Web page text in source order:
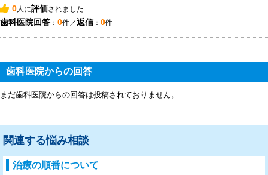
0 人に評価されました
歯科医院回答 ： 0件／返信： 0件
歯科医院からの回答
まだ歯科医院からの回答は投稿されておりません。
関連する悩み相談
治療の順番について